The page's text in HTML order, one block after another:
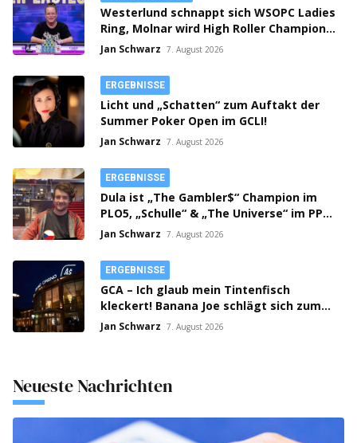
Westerlund schnappt sich WSOPC Ladies
Ring, Molnar wird High Roller Champion,
Main Event gestartet!
Jan Schwarz 7. August 2026
ERGEBNISSE
Licht und „Schatten“ zum Auftakt der
Summer Poker Open im GCLI!
Jan Schwarz 7. August 2026
ERGEBNISSE
Dula ist „The Gambler$“ Champion im
PLO5, „Schulle“ & „The Universe“ im PPM
SHR Finale!
Jan Schwarz 7. August 2026
ERGEBNISSE
GCA – Ich glaub mein Tintenfisch
kleckert! Banana Joe schlägt sich zum
Thursday 3k Sieg durch!
Jan Schwarz 7. August 2026
Neueste Nachrichten